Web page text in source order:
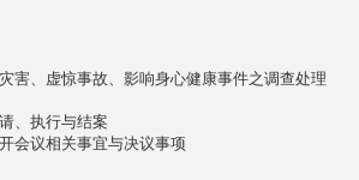
害、虚惊事故、影响身心健康事件之调查处理
、执行与结案
会议相关事宜与决议事项